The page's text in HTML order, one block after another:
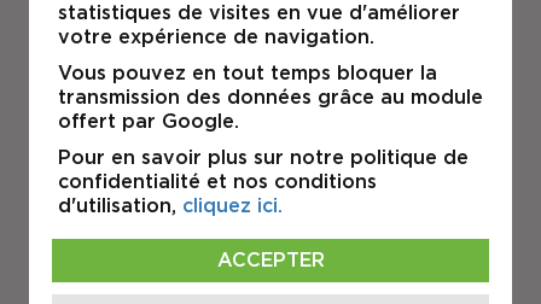
INDUSTRIEL
À LOUER
statistiques de visites en vue d'améliorer
votre expérience de navigation.
Vous pouvez en tout temps bloquer la
transmission des données grâce au module
offert par Google.
Pour en savoir plus sur notre politique de
confidentialité et nos conditions
d'utilisation, cliquez ici.
ACCEPTER